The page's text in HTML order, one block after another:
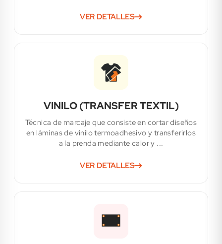
VER DETALLES
VINILO (TRANSFER TEXTIL)
Técnica de marcaje que consiste en cortar diseños
en láminas de vinilo termoadhesivo y transferirlos
a la prenda mediante calor y ...
VER DETALLES